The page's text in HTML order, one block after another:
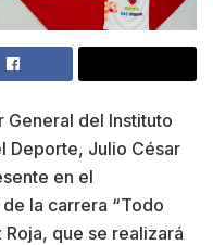
General del Instituto
Deporte, Julio César
en el
la carrera “Todo
que se realizará